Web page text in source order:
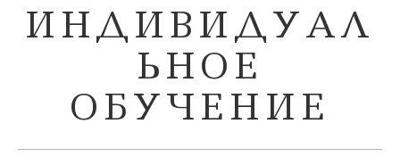
ОТЗЫВЫ
ФОТОГРАФИИ СТУДЕНТОВ
КОНТАКТЫ
ИНДИВИДУАЛ
ЬНОЕ
ОБУЧЕНИЕ